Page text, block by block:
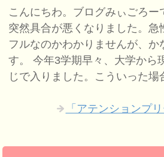
こんにちわ。ブログみぃごろー
突然具合が悪くなりました。急
フルなのかわかりませんが、か
す。 今年3学期早々、大学から
じで入りました。こういった場
「アテンションプ